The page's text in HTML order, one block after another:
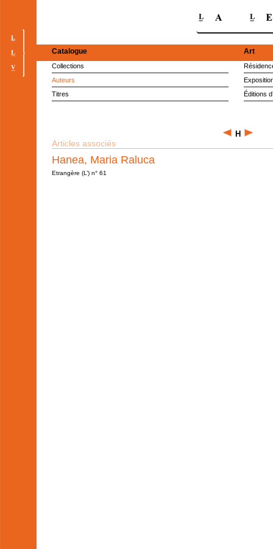
Catalogue
Collections
Auteurs
Titres
Art
Éditions
H
Articles associés
Hanea, Maria Raluca
Etrangère (L’) n° 61